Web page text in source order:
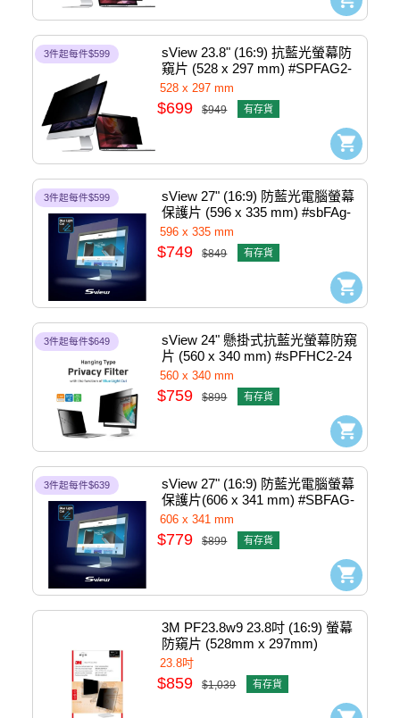
3件起每件$599
sView 23.8" (16:9) 抗藍光螢幕防
窺片 (528 x 297 mm) #SPFAG2-
23.8W9
528 x 297 mm
$699 $949 有存貨
3件起每件$599
sView 27" (16:9) 防藍光電腦螢幕
保護片 (596 x 335 mm) #sbFAg-
27w9
596 x 335 mm
$749 $849 有存貨
3件起每件$649
sView 24" 懸掛式抗藍光螢幕防窺
片 (560 x 340 mm) #sPFHC2-24
560 x 340 mm
$759 $899 有存貨
3件起每件$639
sView 27" (16:9) 防藍光電腦螢幕
保護片(606 x 341 mm) #SBFAG-
27W9-606
606 x 341 mm
$779 $899 有存貨
3M PF23.8w9 23.8吋 (16:9) 螢幕
防窺片 (528mm x 297mm)
23.8吋
$859 $1,039 有存貨